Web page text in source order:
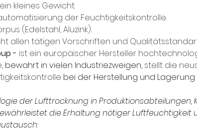
kleines Gewicht.
der Feuchtigkeitskontrolle.
(Edelstahl, Aluzink).
allen tätigen Vorschriften und
- ist ein europäischer Hersteller
, bewahrt in vielen Industriezweigen, stellt die
bei der Herstellung und Lagerung
der Lufttrocknung in Produktionsabteilungen,
die Erhaltung nötiger Luftfeuchtigkeit
: